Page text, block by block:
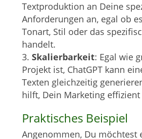
Textproduktion an Deine
Anforderungen an, egal ob
Tonart, Stil oder das
handelt.
Skalierbarkeit: Egal wie
Projekt ist, ChatGPT kann
Texten gleichzeitig
hilft, Dein Marketing effizient
Praktisches Beispiel
Angenommen, Du möchtest